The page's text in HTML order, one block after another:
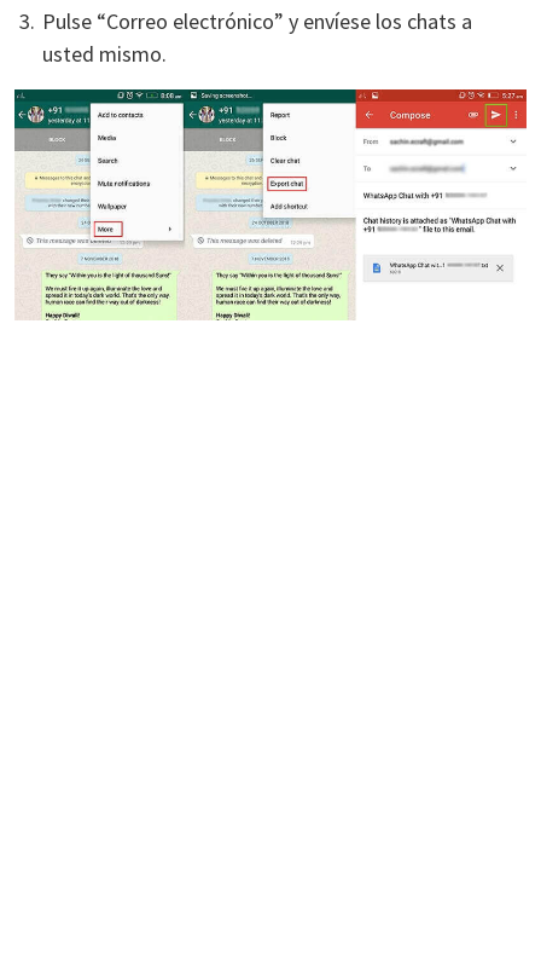
Pulse “Correo electrónico” y envíese los chats a
usted mismo.